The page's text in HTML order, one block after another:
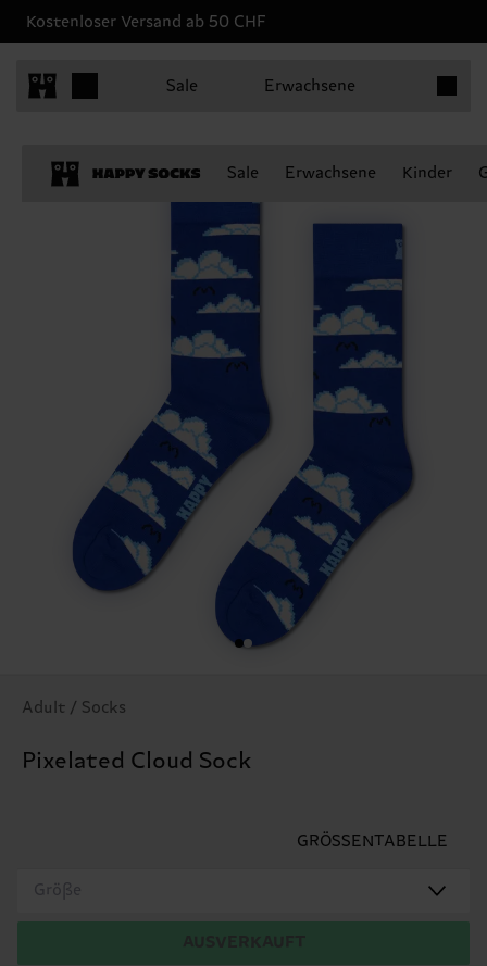
Kostenloser Versand ab 50 CHF
Sale Erwachsene
Sale Erwachsene Kinder
Adult / Socks
Pixelated Cloud Sock
GRÖSSENTABELLE
Größe